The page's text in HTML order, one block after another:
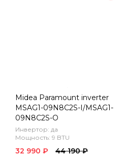
Midea Paramount inverter
MSAG1-09N8C2S-I/MSAG1-
09N8C2S-O
Инвертор: да
Мощность: 9 BTU
32 990 ₽ 44 190 ₽